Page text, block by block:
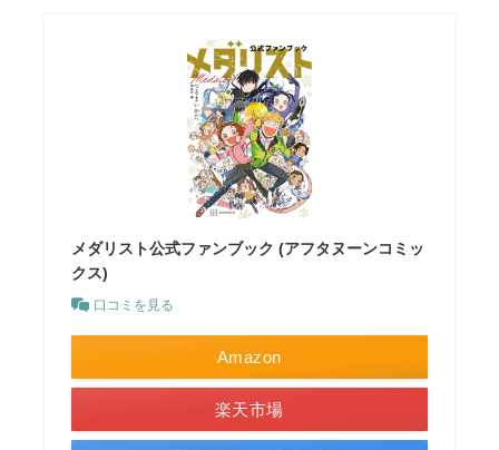
メダリスト公式ファンブック (アフタヌーンコミッ
クス)
口コミを見る
Amazon
楽天市場